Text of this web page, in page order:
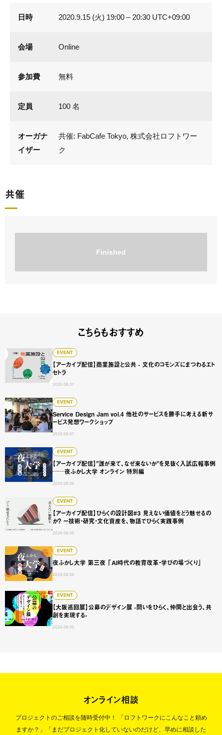
日時 2020.9.15 (火) 19:00 – 20:30 UTC+09:00
会場 Online
参加費 無料
定員 100 名
オーガナ
イザー
共催: FabCafe Tokyo, 株式会社ロフトワー
ク
共催
Finished
こちらもおすすめ
EVENT
【アーカイブ配信】商業施設と公共 - 文化のコモンズにまつわるエト
セトラ
2026.08.07
【アーカイブ配信】商業施設と公共 - 文化のコモンズにまつ
EVENT
Service Design Jam vol.4 他社のサービスを勝手に考える新サ
ービス発想ワークショップ
2026.08.07
Service Design Jam vol.4 他社のサービスを勝手に考える
EVENT
【アーカイブ配信】"誰が来て、なぜ来ないか"を見抜く入試広報事例
──夜ふかし大学 オンライン 特別編
2026.08.06
【アーカイブ配信】"誰が来て、なぜ来ないか"を見抜く入
EVENT
【アーカイブ配信】ひらくの設計図#3 見えない価値をどう魅せるの
か？ ー技術・研究・文化資産を、物語でひらく実践事例
2026.08.06
【アーカイブ配信】ひらくの設計図#3 見えない価値をどう
EVENT
夜ふかし大学 第三夜 「AI時代の教育改革・学びの場づくり」
2026.08.06
夜ふかし大学 第三夜 「AI時代の教育改革・学びの場づくり」
EVENT
【大阪巡回展】公募のデザイン展 -問いをひらく、仲間と出会う、共
創を実現する-
2026.08.05
【大阪巡回展】公募のデザイン展 -問いをひらく、仲間と出
オンライン相談
プロジェクトのご相談を随時受付中！
「ロフトワークにこんなこと頼め
ますか？」「まだプロジェクト化していないのだけど、早めに相談した